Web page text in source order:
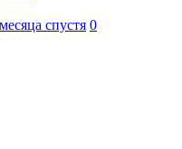
спустя 0